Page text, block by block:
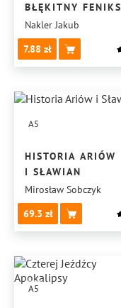
BŁĘKITNY FENIKS
AKT I
Nakler Jakub
7.88
A5
HISTORIA ARIÓW
I SŁAWIAN
Mirosław Sobczyk
69.3
A5